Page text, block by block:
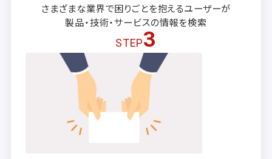
さまざまな業界で困りごとを抱えるユーザーが
製品・技術・サービスの情報を検索
STEP3